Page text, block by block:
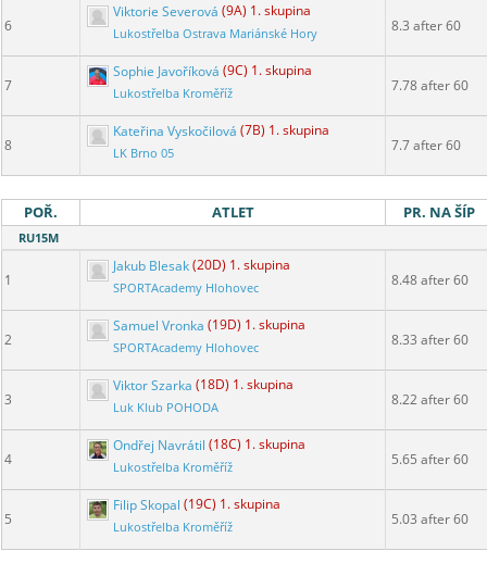
6
Viktorie Severová (9A) 1. skupina
Lukostřelba Ostrava Mariánské Hory 8.3 after 60
7
Sophie Javoříková (9C) 1. skupina
Lukostřelba Kroměříž 7.78 after 60
8
Kateřina Vyskočilová (7B) 1. skupina
LK Brno 05 7.7 after 60
POŘ. ATLET PR. NA ŠÍP
RU15M
1
Jakub Blesak(20D) 1. skupina
SPORTAcademy Hlohovec 8.48 after 60
2
Samuel Vronka (19D) 1. skupina
SPORTAcademy Hlohovec 8.33 after 60
3
Viktor Szarka (18D) 1. skupina
Luk Klub POHODA 8.22 after 60
4
Ondřej Navrátil (18C) 1. skupina
Lukostřelba Kroměříž 5.65 after 60
5
Filip Skopal (19C) 1. skupina
Lukostřelba Kroměříž 5.03 after 60